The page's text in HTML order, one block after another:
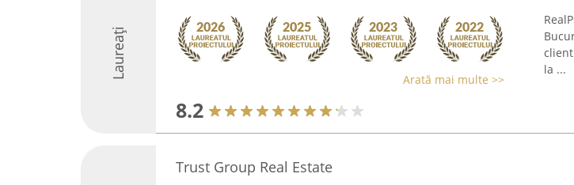
Laureați Arată mai multe >>
8.2
la ...
Trust Group Real Estate